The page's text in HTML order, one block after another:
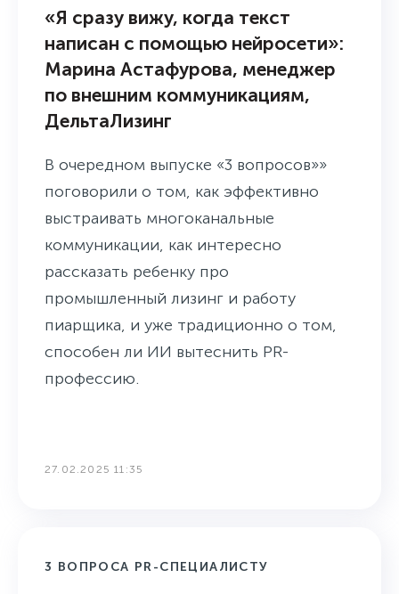
«Я сразу вижу, когда текст
написан с помощью нейросети»:
Марина Астафурова, менеджер
по внешним коммуникациям,
ДельтаЛизинг
В очередном выпуске «3 вопросов»»
поговорили о том, как эффективно
выстраивать многоканальные
коммуникации, как интересно
рассказать ребенку про
промышленный лизинг и работу
пиарщика, и уже традиционно о том,
способен ли ИИ вытеснить PR-
профессию.
27.02.2025 11:35
3 ВОПРОСА PR-СПЕЦИАЛИСТУ